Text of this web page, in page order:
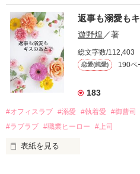
『責任をとる、結婚しよう』と
戸惑う美桜とは裏腹に、好きと
甘やかしてくる。
そんなある日、哲平は美桜がスト
遭っていることを知る。
美桜を守るため、哲平は同居を
夏木美桜(なつきみお)
鳴海哲平 (なるみてっぺい)
おかしな噂を流されて前の職場
桜は、海外で傷心旅行をしてい
い、酒の勢いもあり一夜限りの関
帰国後、美桜は新しい職場でワ
なんと彼の正体は、とある財閥
れて起業した新進気鋭の実業家
――御影恭司その人だったのだ
なぜか恭司から飼い猫の世話係
の関係となってしまい――？
返事も溺愛も
遊野煌 ／著
総文字数/112,403
恋愛(純愛) 190ペ
183
#オフィスラブ #溺愛 #執着愛 #御曹司
#ラブラブ #職業ヒーロー #上司
表紙を見る